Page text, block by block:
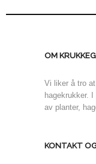
OM
Vi liker å tro
hagekrukker.
av planter,
KONTAKT